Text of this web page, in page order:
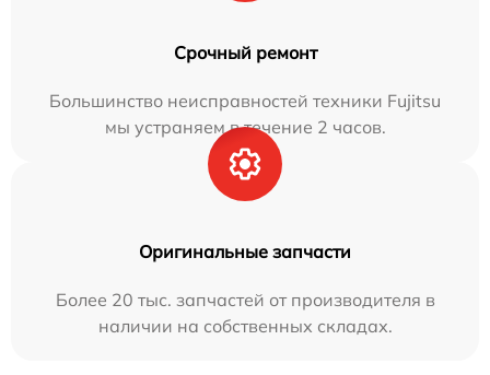
Срочный ремонт
Большинство неисправностей техники Fujitsu
мы устраняем в течение 2 часов.
Оригинальные запчасти
Более 20 тыс. запчастей от производителя в
наличии на собственных складах.